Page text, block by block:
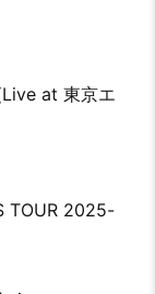
at 東京エ
TOUR 2025-